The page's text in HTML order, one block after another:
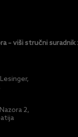
– viši stručni suradnik
2,